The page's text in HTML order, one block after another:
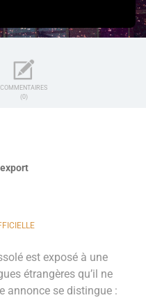
COMMENTAIRES
(0)
est exposé à une
étrangères qu’il ne
annonce se distingue :